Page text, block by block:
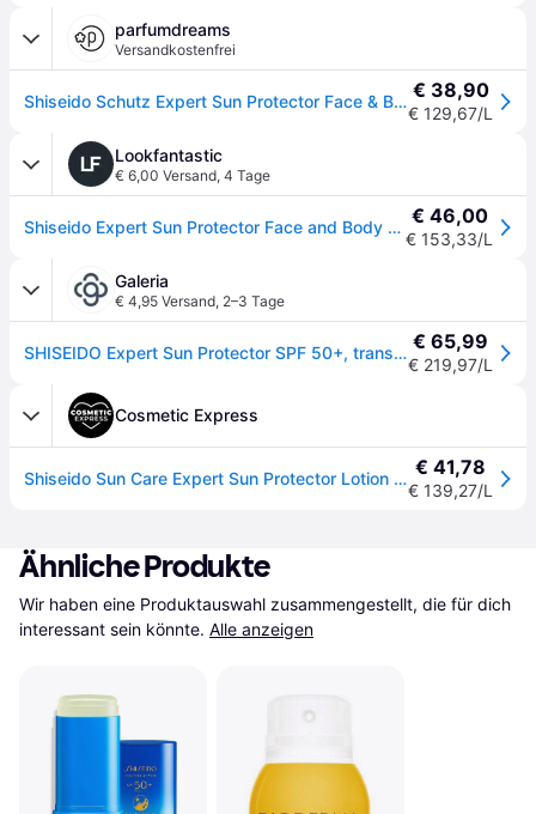
parfumdreams
Versandkostenfrei
Shiseido Schutz Expert Sun Protector Face & Body Lotion Sonnencreme Unisex 300 ml € 38,90
€ 129,67/L
Lookfantastic
€ 6,00 Versand, 4 Tage
Shiseido Expert Sun Protector Face and Body Lotion SPF50+ 300ml € 46,00
€ 153,33/L
Galeria
€ 4,95 Versand, 2–3 Tage
SHISEIDO Expert Sun Protector SPF 50+, transparent, 300 € 65,99
€ 219,97/L
Cosmetic Express
Shiseido Sun Care Expert Sun Protector Lotion SPF50+ 300 ml € 41,78
€ 139,27/L
Ähnliche Produkte
Wir haben eine Produktauswahl zusammengestellt, die für dich
interessant sein könnte. Alle anzeigen